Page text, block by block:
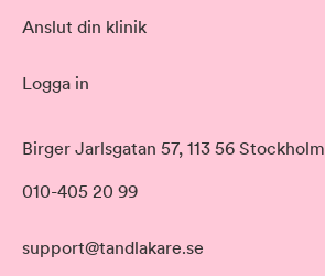
Akut tandvård
Basundersökning
Hygienistbehandling
Professionell rengöring och puts
Morgon
Klockan 09:00 - 12:00
Anslut din klinik
Logga in
Birger Jarlsgatan 57, 113 56 Stockholm
010-405 20 99
support@tandlakare.se